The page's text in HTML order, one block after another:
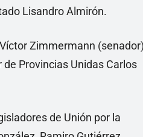
Lisandro Almirón.
Víctor Zimmermann
Provincias Unidas Carlos
de Unión por la